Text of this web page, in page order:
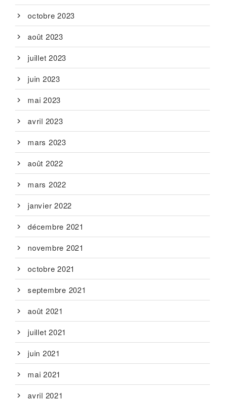
octobre 2023
août 2023
juillet 2023
juin 2023
mai 2023
avril 2023
mars 2023
août 2022
mars 2022
janvier 2022
décembre 2021
novembre 2021
octobre 2021
septembre 2021
août 2021
juillet 2021
juin 2021
mai 2021
avril 2021